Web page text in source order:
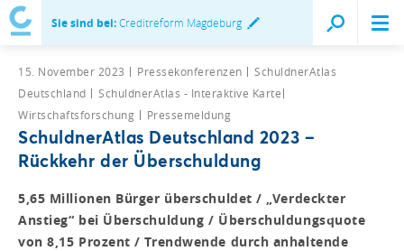
Sie sind bei:Creditreform Magdeburg
15. November 2023 Pressekonferenzen
SchuldnerAtlas
Deutschland
SchuldnerAtlas - Interaktive Karte
Wirtschaftsforschung
Pressemeldung
SchuldnerAtlas Deutschland 2023 –
Rückkehr der Überschuldung
5,65 Millionen Bürger überschuldet / „Verdeckter
Anstieg“ bei Überschuldung / Überschuldungsquote
von 8,15 Prozent / Trendwende durch anhaltende